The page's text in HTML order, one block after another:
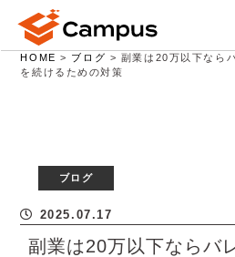
HOME > ブログ > 副業は20万以下なら
を続けるための対策
ブログ
2025.07.17
副業は20万以下ならバ